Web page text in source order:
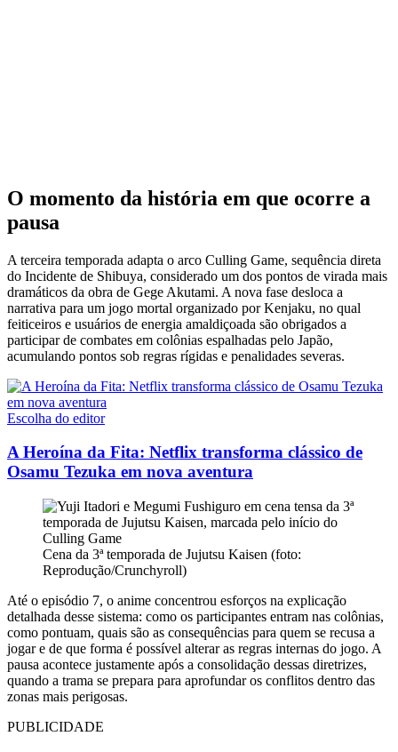
O momento da história em que ocorre a
pausa
A terceira temporada adapta o arco Culling Game, sequência direta
do Incidente de Shibuya, considerado um dos pontos de virada mais
dramáticos da obra de Gege Akutami. A nova fase desloca a
narrativa para um jogo mortal organizado por Kenjaku, no qual
feiticeiros e usuários de energia amaldiçoada são obrigados a
participar de combates em colônias espalhadas pelo Japão,
acumulando pontos sob regras rígidas e penalidades severas.
Escolha do editor
A Heroína da Fita: Netflix transforma clássico de
Osamu Tezuka em nova aventura
Cena da 3ª temporada de Jujutsu Kaisen (foto:
Reprodução/Crunchyroll)
Até o episódio 7, o anime concentrou esforços na explicação
detalhada desse sistema: como os participantes entram nas colônias,
como pontuam, quais são as consequências para quem se recusa a
jogar e de que forma é possível alterar as regras internas do jogo. A
pausa acontece justamente após a consolidação dessas diretrizes,
quando a trama se prepara para aprofundar os conflitos dentro das
zonas mais perigosas.
PUBLICIDADE